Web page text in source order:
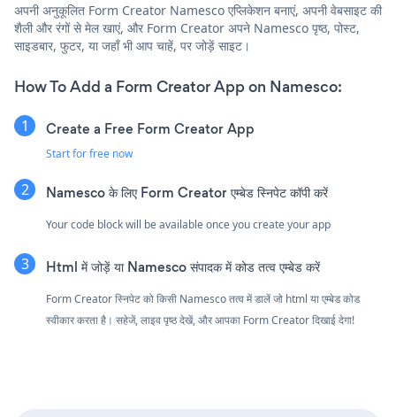
अपनी अनुकूलित Form Creator Namesco एप्लिकेशन बनाएं, अपनी वेबसाइट की
शैली और रंगों से मेल खाएं, और Form Creator अपने Namesco पृष्ठ, पोस्ट,
साइडबार, फुटर, या जहाँ भी आप चाहें, पर जोड़ें साइट।
How To Add a Form Creator App on Namesco:
Create a Free Form Creator App
Start for free now
Namesco के लिए Form Creator एम्बेड स्निपेट कॉपी करें
Your code block will be available once you create your app
Html में जोड़ें या Namesco संपादक में कोड तत्व एम्बेड करें
Form Creator स्निपेट को किसी Namesco तत्व में डालें जो html या एम्बेड कोड
स्वीकार करता है। सहेजें, लाइव पृष्ठ देखें, और आपका Form Creator दिखाई देगा!